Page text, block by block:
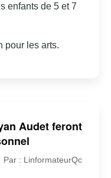
enfants de 5 et 7
pour les arts.
Audet feront
Par : LinformateurQc